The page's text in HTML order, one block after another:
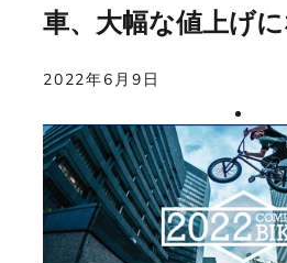
車、大幅な値上げ
2022年6月9日